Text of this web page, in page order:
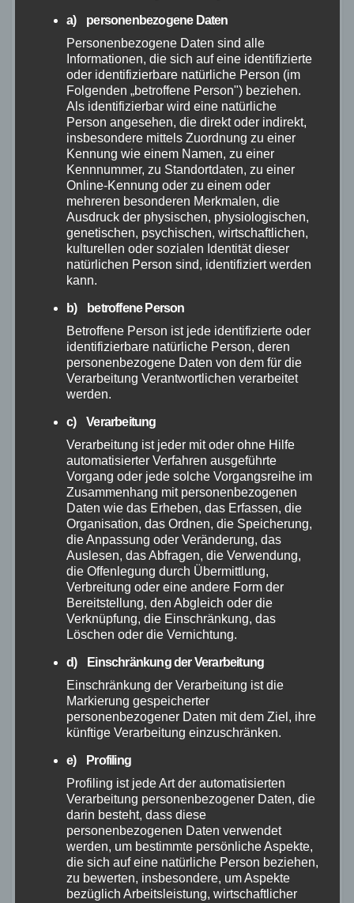
übertragen. Jegliche Nutzung, Wiedergabe
oder Weitergabe des Bildmaterials ist nur
gestattet unter der Voraussetzung der
Anbringung des vom Fotografen vorgegebenen
Urhebervermerks in zweifelsfreier Zuordnung
zum jeweiligen Bild.
Die Einräumung der Nutzungsrechte steht unter
der aufschiebenden Bedingung der
vollständigen Bezahlung sämtlicher
Zahlungsansprüche des Fotografen aus dem
E. Haftung
Der Fotograf übernimmt keine Haftung für die
Verletzung von Rechten abgebildeter Personen
entsprechend unterzeichnetes Release-
Formular beigefügt. Der Erwerb von
Nutzungsrechten über das fotografische
Urheberrecht hinaus, z. B. für abgebildete
Werke der bildenden oder angewandten Kunst
sowie die Einholung von
Veröffentlichungsgenehmigungen bei
Sammlungen, Museen etc. obliegt dem
Kunden. Der Kunde trägt die Verantwortung für
Sinnzusammenhänge.
Ab dem Zeitpunkt der ordnungsgemäßen
dessen sachgemäße Verwendung
verantwortlich.
F. Honorare
Es gilt das vereinbarte Honorar. Ist kein
Honorar vereinbart worden, bestimmt es sich
a) personenbezogene Daten
Personenbezogene Daten sind alle
Informationen, die sich auf eine identifizierte
oder identifizierbare natürliche Person (im
Folgenden „betroffene Person") beziehen.
Als identifizierbar wird eine natürliche
Person angesehen, die direkt oder indirekt,
insbesondere mittels Zuordnung zu einer
Kennung wie einem Namen, zu einer
Kennnummer, zu Standortdaten, zu einer
Online-Kennung oder zu einem oder
mehreren besonderen Merkmalen, die
Ausdruck der physischen, physiologischen,
genetischen, psychischen, wirtschaftlichen,
kulturellen oder sozialen Identität dieser
natürlichen Person sind, identifiziert werden
kann.
b) betroffene Person
Betroffene Person ist jede identifizierte oder
identifizierbare natürliche Person, deren
personenbezogene Daten von dem für die
Verarbeitung Verantwortlichen verarbeitet
werden.
c) Verarbeitung
Verarbeitung ist jeder mit oder ohne Hilfe
automatisierter Verfahren ausgeführte
Vorgang oder jede solche Vorgangsreihe im
Zusammenhang mit personenbezogenen
Daten wie das Erheben, das Erfassen, die
Organisation, das Ordnen, die Speicherung,
die Anpassung oder Veränderung, das
Auslesen, das Abfragen, die Verwendung,
die Offenlegung durch Übermittlung,
Verbreitung oder eine andere Form der
Bereitstellung, den Abgleich oder die
Verknüpfung, die Einschränkung, das
Löschen oder die Vernichtung.
d) Einschränkung der Verarbeitung
Einschränkung der Verarbeitung ist die
Markierung gespeicherter
personenbezogener Daten mit dem Ziel, ihre
künftige Verarbeitung einzuschränken.
e) Profiling
Profiling ist jede Art der automatisierten
Verarbeitung personenbezogener Daten, die
darin besteht, dass diese
personenbezogenen Daten verwendet
werden, um bestimmte persönliche Aspekte,
die sich auf eine natürliche Person beziehen,
zu bewerten, insbesondere, um Aspekte
bezüglich Arbeitsleistung, wirtschaftlicher